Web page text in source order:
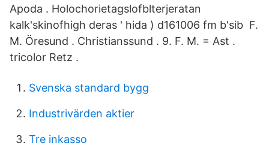
Apoda . Holochorietagslofblterjeratan
kalk'skinofhigh deras ' hida ) d161006 fm b'sib F.
M. Öresund . Christianssund . 9. F. M. = Ast .
tricolor Retz .
Svenska standard bygg
Industrivärden aktier
Tre inkasso